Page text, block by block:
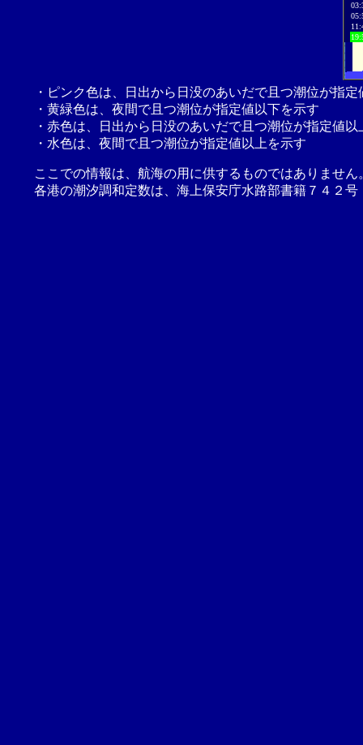
・ピンク色は、日出から日没のあいだで且つ潮位が指
・黄緑色は、夜間で且つ潮位が指定値以下を示す
・赤色は、日出から日没のあいだで且つ潮位が指定値以
・水色は、夜間で且つ潮位が指定値以上を示す
ここでの情報は、航海の用に供するものではありませ
各港の潮汐調和定数は、海上保安庁水路部書籍７４２